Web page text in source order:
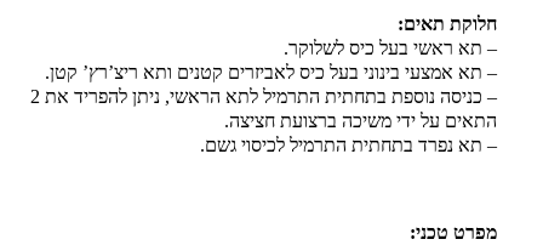
חלוקת תאים:
– תא ראשי בעל כיס לשלוקר.
– תא אמצעי בינוני בעל כיס לאביזרים קטנים ותא ריצ’רץ’ קטן.
– כניסה נוספת בתחתית התרמיל לתא הראשי, ניתן להפריד את 2
התאים על ידי משיכה ברצועת חציצה.
– תא נפרד בתחתית התרמיל לכיסוי גשם.
מפרט טכני: